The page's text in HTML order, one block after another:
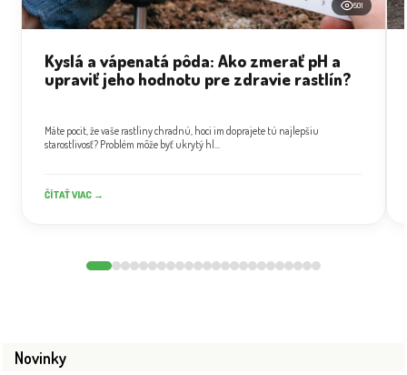
501
Kyslá a vápenatá pôda: Ako zmerať pH a
upraviť jeho hodnotu pre zdravie rastlín?
Máte pocit, že vaše rastliny chradnú, hoci im doprajete tú najlepšiu
starostlivosť? Problém môže byť ukrytý hl...
ČÍTAŤ VIAC →
Novinky